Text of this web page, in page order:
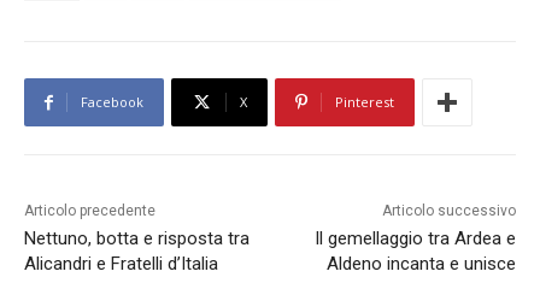
Facebook X Pinterest
Articolo precedente
Nettuno, botta e risposta tra
Alicandri e Fratelli d’Italia
Articolo successivo
Il gemellaggio tra Ardea e
Aldeno incanta e unisce